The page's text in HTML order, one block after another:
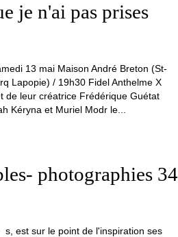
je n'ai pas prises
13 mai Maison André Breton (St-
Lapopie) / 19h30 Fidel Anthelme X
de leur créatrice Frédérique Guétat
Kéryna et Muriel Modr le...
photographies 34
s, est sur le point de l'inspiration ses